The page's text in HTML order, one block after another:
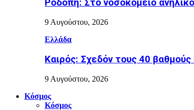
Ροδόπη: Στο νοσοκομείο
9 Αυγούστου, 2026
Ελλάδα
Καιρός: Σχεδόν τους 40
9 Αυγούστου, 2026
Κόσμος
Κόσμος